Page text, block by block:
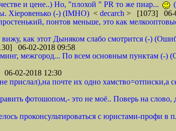
и цене..) Но, "плохой " PR то же пиар...
Хieровенько (-) (IMHO) < decarch > [1073] 06-
понтов меньше, это как
как этот Дыняком слабо смотрится (-)
06-02-2018 09:58
межгород... По всем основным пунктам (-)
02-2018 12:30
прислал),на почте их одно хамство=отписки,а
фотошопом,- это не моё.. Поверь на
проконсультироваться с юристами-профи в